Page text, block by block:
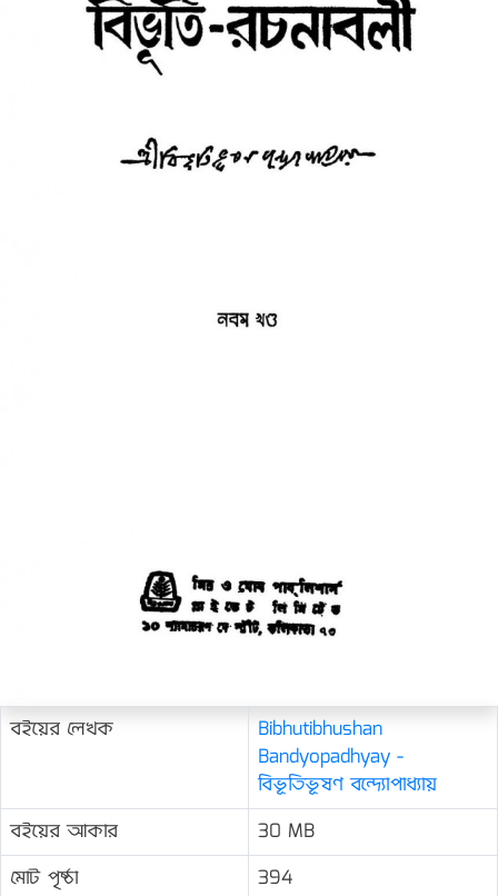
বইয়ের লেখক
Bibhutibhushan
Bandyopadhyay -
বিভূতিভূষণ বন্দ্যোপাধ্যায়
বইয়ের আকার
30 MB
মোট পৃষ্ঠা
394